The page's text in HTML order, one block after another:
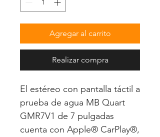
Agregar al carrito
Realizar compra
El estéreo con pantalla táctil a
prueba de agua MB Quart
GMR7V1 de 7 pulgadas
cuenta con Apple® CarPlay®,